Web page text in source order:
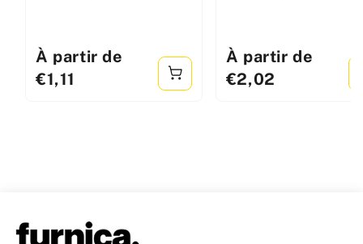
Prix
standard
À partir de
€1,11
Prix
standard
À partir de
€2,02